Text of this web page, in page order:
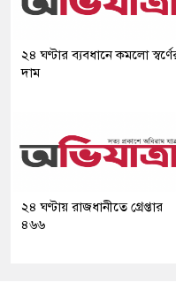
২৪ ঘণ্টার ব্যবধানে কমলো
দাম
২৪ ঘণ্টায় রাজধানীতে গ্রেপ্তার
৪৬৬